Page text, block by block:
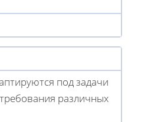
под задачи
различных